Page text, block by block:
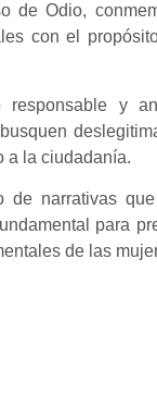
de Odio,
con el
y
a la ciudadanía.
de narrativas
para
de las